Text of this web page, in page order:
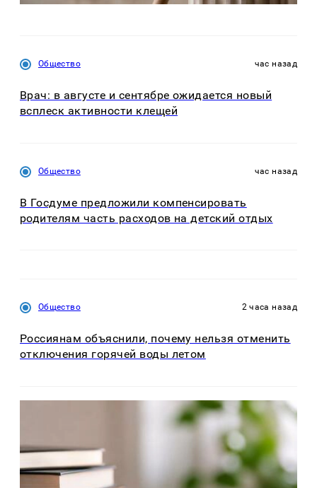
Общество час назад
Врач: в августе и сентябре ожидается новый
всплеск активности клещей
Общество час назад
В Госдуме предложили компенсировать
родителям часть расходов на детский отдых
Общество 2 часа назад
Россиянам объяснили, почему нельзя отменить
отключения горячей воды летом